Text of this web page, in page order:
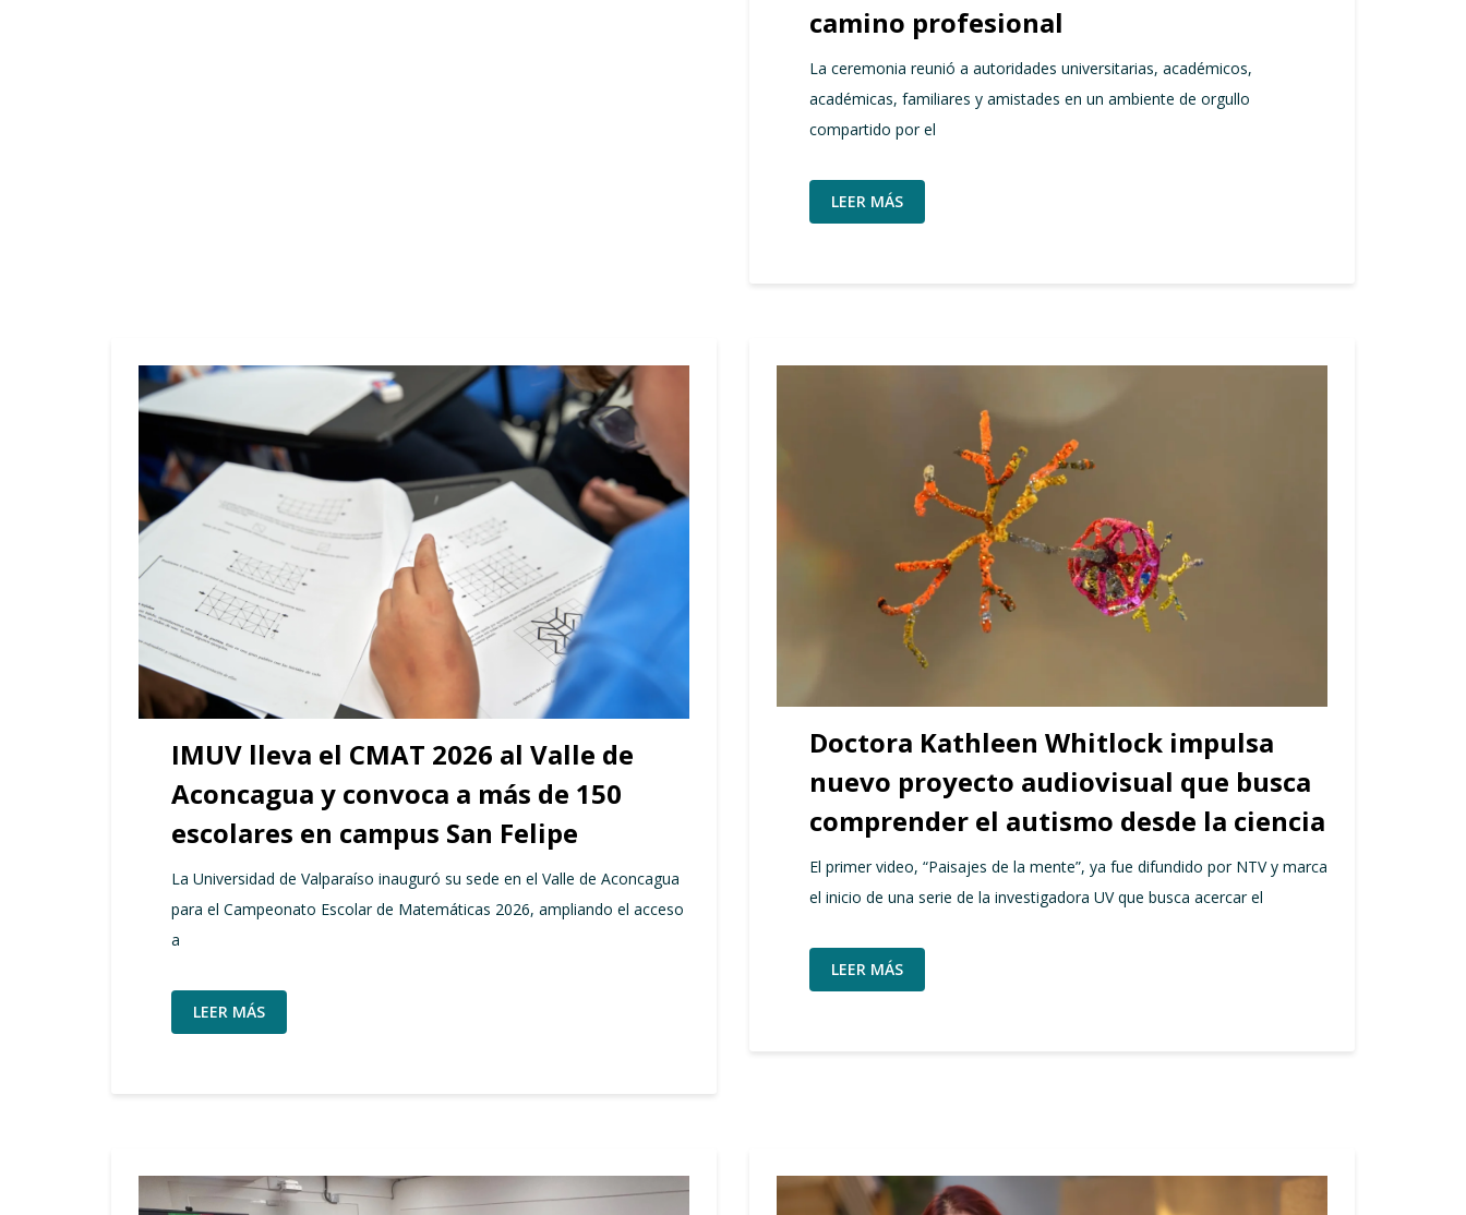
camino profesional
La ceremonia reunió a autoridades universitarias, académicos,
académicas, familiares y amistades en un ambiente de orgullo
compartido por el
LEER MÁS
IMUV lleva el CMAT 2026 al Valle de
Aconcagua y convoca a más de 150
escolares en campus San Felipe
La Universidad de Valparaíso inauguró su sede en el Valle de Aconcagua
para el Campeonato Escolar de Matemáticas 2026, ampliando el acceso
a
LEER MÁS
Doctora Kathleen Whitlock impulsa
nuevo proyecto audiovisual que busca
comprender el autismo desde la ciencia
El primer video, “Paisajes de la mente”, ya fue difundido por NTV y marca
el inicio de una serie de la investigadora UV que busca acercar el
LEER MÁS